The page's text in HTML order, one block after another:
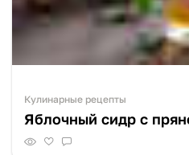
Кулинарные рецепты
Яблочный сидр с